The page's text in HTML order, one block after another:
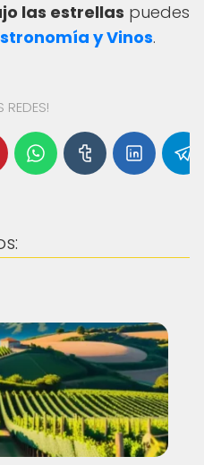
las estrellas puedes
y Vinos.
REDES!